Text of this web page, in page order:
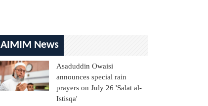
AIMIM News
Asaduddin Owaisi
announces special rain
prayers on July 26 'Salat al-
Istisqa'